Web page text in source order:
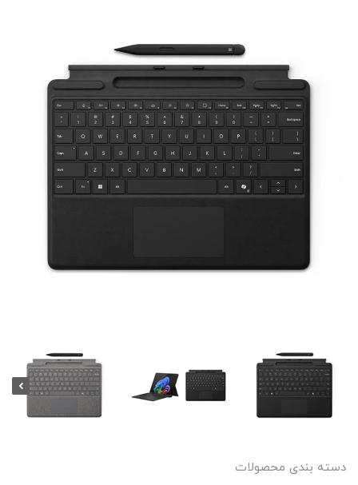
دسته بندی محصولات